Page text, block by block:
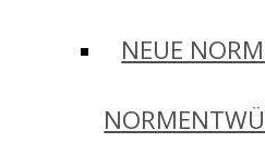
NEUE